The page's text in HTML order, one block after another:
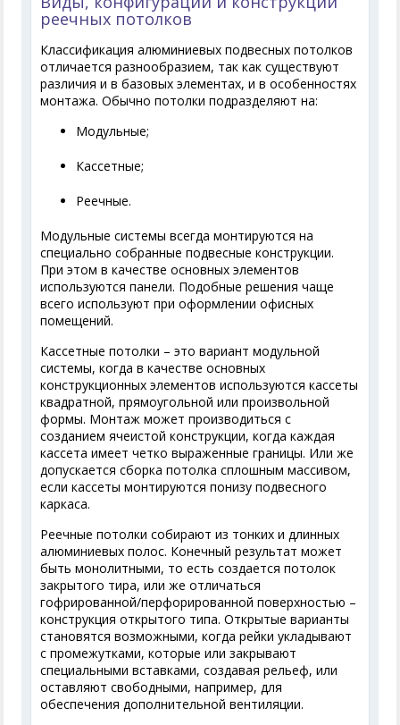
реечных потолков
Классификация алюминиевых подвесных потолков
отличается разнообразием, так как существуют
различия и в базовых элементах, и в особенностях
монтажа. Обычно потолки подразделяют на:
Модульные;
Кассетные;
Реечные.
Модульные системы всегда монтируются на
специально собранные подвесные конструкции.
При этом в качестве основных элементов
используются панели. Подобные решения чаще
всего используют при оформлении офисных
помещений.
Кассетные потолки – это вариант модульной
системы, когда в качестве основных
конструкционных элементов используются кассеты
квадратной, прямоугольной или произвольной
формы. Монтаж может производиться с
созданием ячеистой конструкции, когда каждая
кассета имеет четко выраженные границы. Или же
допускается сборка потолка сплошным массивом,
если кассеты монтируются понизу подвесного
каркаса.
Реечные потолки собирают из тонких и длинных
алюминиевых полос. Конечный результат может
быть монолитными, то есть создается потолок
закрытого тира, или же отличаться
гофрированной/перфорированной поверхностью –
конструкция открытого типа. Открытые варианты
становятся возможными, когда рейки укладывают
с промежутками, которые или закрывают
специальными вставками, создавая рельеф, или
оставляют свободными, например, для
обеспечения дополнительной вентиляции.